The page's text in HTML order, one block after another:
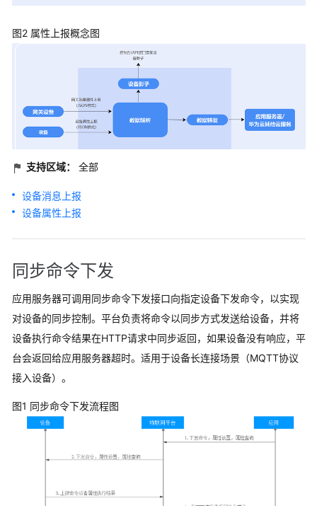
例
题
频
帮
助
档
载
通
参
考
品
图2 属性上报概念图
支持区域： 全部
设备消息上报
设备属性上报
同步命令下发
应用服务器可调用同步命令下发接口向指定设备下发命令，以实现
对设备的同步控制。平台负责将命令以同步方式发送给设备，并将
设备执行命令结果在HTTP请求中同步返回，如果设备没有响应，平
台会返回给应用服务器超时。适用于设备长连接场景（MQTT协议
接入设备）。
图1 同步命令下发流程图